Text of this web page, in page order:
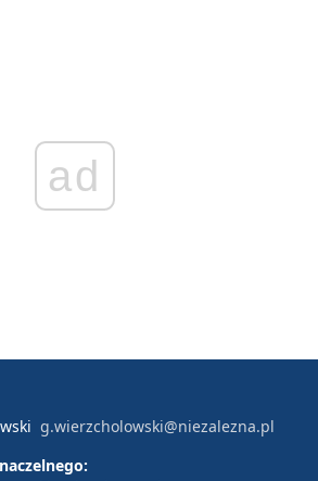
ad
g.wierzcholowski@niezalezna.pl